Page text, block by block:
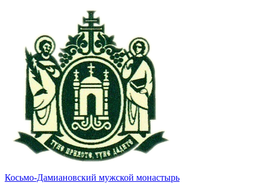
Косьмо-Дамиановский мужской монастырь